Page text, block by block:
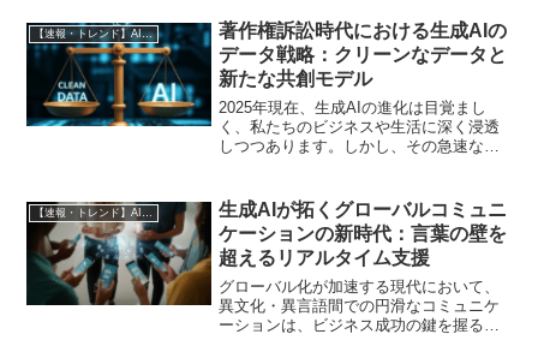
【速報・トレンド】AI仕事術と最新活用ニュース
著作権訴訟時代における生成AIの
データ戦略：クリーンなデータと
新たな共創モデル
2025年現在、生成AIの進化は目覚まし
く、私たちのビジネスや生活に深く浸透
しつつあります。しかし、その急速な発
紋を広げています。これは単なる法的問
題に留まらず、生成...
【速報・トレンド】AI仕事術と最新活用ニュース
生成AIが拓くグローバルコミュニ
ケーションの新時代：言葉の壁を
超えるリアルタイム支援
グローバル化が加速する現代において、
異文化・異言語間での円滑なコミュニケ
ーションは、ビジネス成功の鍵を握る重